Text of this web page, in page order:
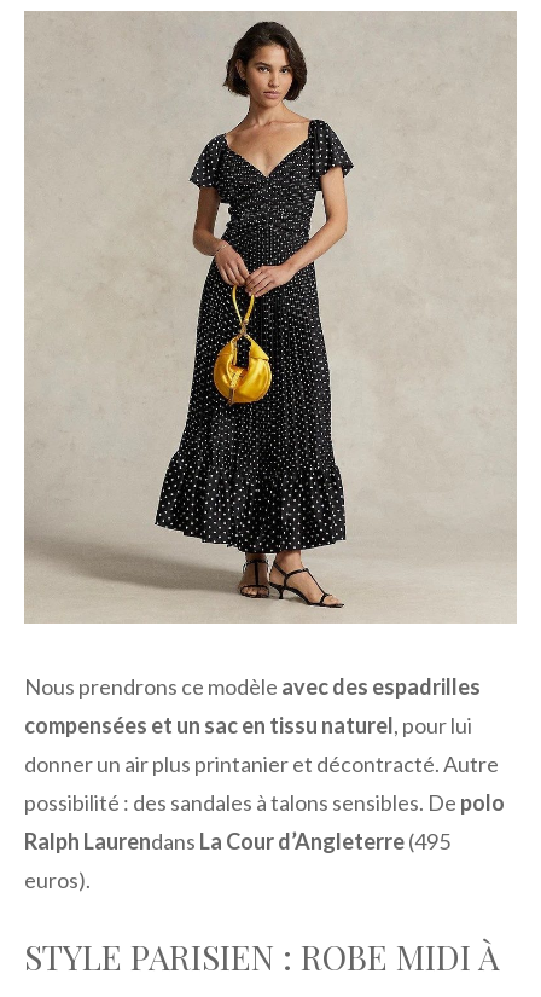
Nous prendrons ce modèle avec des espadrilles
compensées et un sac en tissu naturel, pour lui
donner un air plus printanier et décontracté. Autre
possibilité : des sandales à talons sensibles. De polo
Ralph Laurendans La Cour d’Angleterre(495
euros).
STYLE PARISIEN : ROBE MIDI À